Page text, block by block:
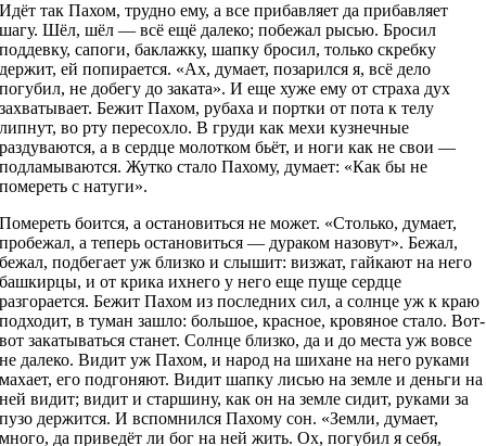
Идёт так Пахом, трудно ему, а все прибавляет да прибавляет
шагу. Шёл, шёл — всё ещё далеко; побежал рысью. Бросил
поддевку, сапоги, баклажку, шапку бросил, только скребку
держит, ей попирается. «Ах, думает, позарился я, всё дело
погубил, не добегу до заката». И еще хуже ему от страха дух
захватывает. Бежит Пахом, рубаха и портки от пота к телу
липнут, во рту пересохло. В груди как мехи кузнечные
раздуваются, а в сердце молотком бьёт, и ноги как не свои —
подламываются. Жутко стало Пахому, думает: «Как бы не
помереть с натуги».
Помереть боится, а остановиться не может. «Столько, думает,
пробежал, а теперь остановиться — дураком назовут». Бежал,
бежал, подбегает уж близко и слышит: визжат, гайкают на него
башкирцы, и от крика ихнего у него еще пуще сердце
разгорается. Бежит Пахом из последних сил, а солнце уж к краю
подходит, в туман зашло: большое, красное, кровяное стало. Вот-
вот закатываться станет. Солнце близко, да и до места уж вовсе
не далеко. Видит уж Пахом, и народ на шихане на него руками
махает, его подгоняют. Видит шапку лисью на земле и деньги на
ней видит; видит и старшину, как он на земле сидит, руками за
пузо держится. И вспомнился Пахому сон. «Земли, думает,
много, да приведёт ли бог на ней жить. Ох, погубил я себя,